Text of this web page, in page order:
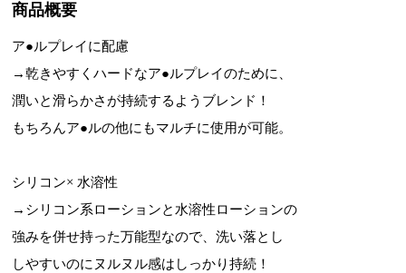
商品概要
ア●ルプレイに配慮
→乾きやすくハードなア●ルプレイのために、
潤いと滑らかさが持続するようブレンド！
もちろんア●ルの他にもマルチに使用が可能。
シリコン× 水溶性
→シリコン系ローションと水溶性ローションの
強みを併せ持った万能型なので、洗い落とし
しやすいのにヌルヌル感はしっかり持続！